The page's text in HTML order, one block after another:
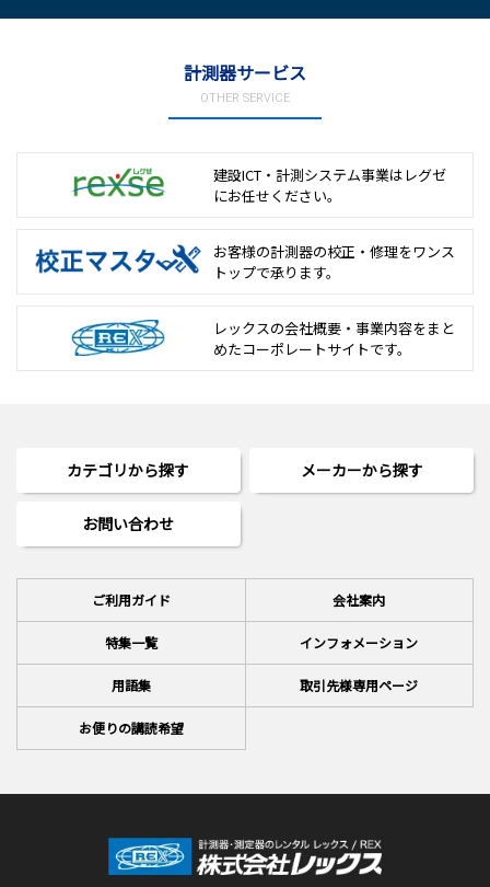
計測器サービス
OTHER SERVICE
建設ICT・計測システム事業は レグゼ
にお任せください。
お客様の計測器の校正・修理をワンス
トップで承ります。
レックスの会社概要・事業内容をまと
めたコーポレートサイトです。
カテゴリから探す メーカーから探す
お問い合わせ
ご利用ガイド 会社案内
特集一覧 インフォメーション
用語集 取引先様専用ページ
お便りの講読希望